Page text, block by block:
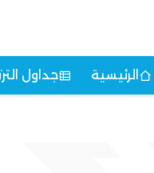
الرئيسية جداول